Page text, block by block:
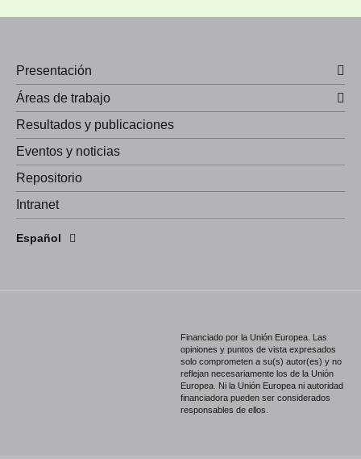
Presentación
Áreas de trabajo
Resultados y publicaciones
Eventos y noticias
Repositorio
Intranet
Español
English
Português
Financiado por la Unión Europea. Las
opiniones y puntos de vista expresados
solo comprometen a su(s) autor(es) y no
reflejan necesariamente los de la Unión
Europea. Ni la Unión Europea ni autoridad
financiadora pueden ser considerados
responsables de ellos.